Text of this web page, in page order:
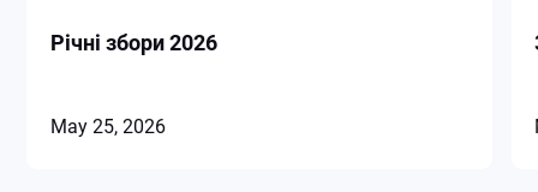
Річні збори 2026
May 25, 2026